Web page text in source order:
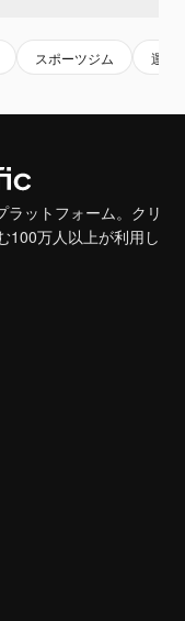
スポーツジム 運動
ットフォーム。クリ
100万人以上が利用し